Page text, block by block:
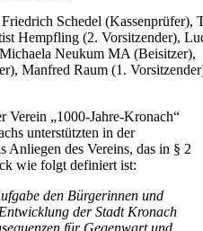
Schedel (Kassenprüfer),
Hempfling (2. Vorsitzender),
Neukum MA (Beisitzer),
Manfred Raum (1.
Verein „1000-Jahre-Kronach“
unterstützten in der
Anliegen des Vereins, das in § 2
wie folgt definiert ist:
den Bürgerinnen und
der Stadt Kronach
für Gegenwart und